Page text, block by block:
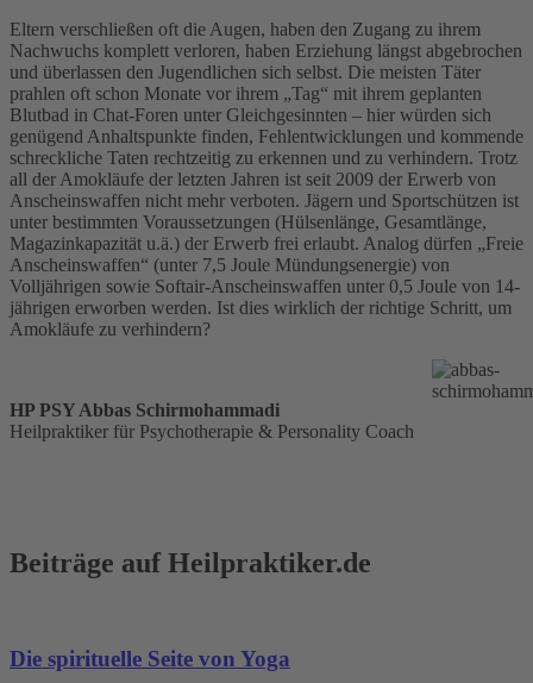
Eltern verschließen oft die Augen, haben den Zugang zu ihrem
Nachwuchs komplett verloren, haben Erziehung längst abgebrochen
und überlassen den Jugendlichen sich selbst. Die meisten Täter
prahlen oft schon Monate vor ihrem „Tag“ mit ihrem geplanten
Blutbad in Chat-Foren unter Gleichgesinnten – hier würden sich
genügend Anhaltspunkte finden, Fehlentwicklungen und kommende
schreckliche Taten rechtzeitig zu erkennen und zu verhindern. Trotz
all der Amokläufe der letzten Jahren ist seit 2009 der Erwerb von
Anscheinswaffen nicht mehr verboten. Jägern und Sportschützen ist
unter bestimmten Voraussetzungen (Hülsenlänge, Gesamtlänge,
Magazinkapazität u.ä.) der Erwerb frei erlaubt. Analog dürfen „Freie
Anscheinswaffen“ (unter 7,5 Joule Mündungsenergie) von
Volljährigen sowie Softair-Anscheinswaffen unter 0,5 Joule von 14-
jährigen erworben werden. Ist dies wirklich der richtige Schritt, um
Amokläufe zu verhindern?
HP PSY Abbas Schirmohammadi
Heilpraktiker für Psychotherapie & Personality Coach
Beiträge auf Heilpraktiker.de
Die spirituelle Seite von Yoga